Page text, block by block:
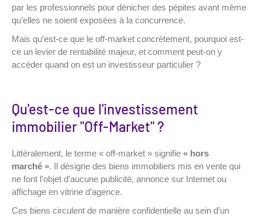
par les professionnels pour dénicher des pépites avant même
qu’elles ne soient exposées à la concurrence.
Mais qu’est-ce que le off-market concrètement, pourquoi est-
ce un levier de rentabilité majeur, et comment peut-on y
accéder quand on est un investisseur particulier ?
Qu'est-ce que l'investissement
immobilier "Off-Market" ?
Littéralement, le terme « off-market » signifie « hors
marché ». Il désigne des biens immobiliers mis en vente qui
ne font l’objet d’aucune publicité, annonce sur Internet ou
affichage en vitrine d’agence.
Ces biens circulent de manière confidentielle au sein d’un